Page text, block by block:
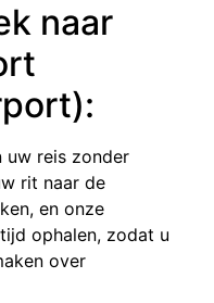
naar
uw reis zonder
rit naar de
en onze
ophalen, zodat u
over